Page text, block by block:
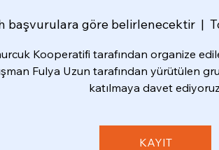
başvurulara göre belirlenecektir
  |
Kooperatifi tarafından organize
Fulya Uzun tarafından yürütülen
katılmaya davet
KAYIT